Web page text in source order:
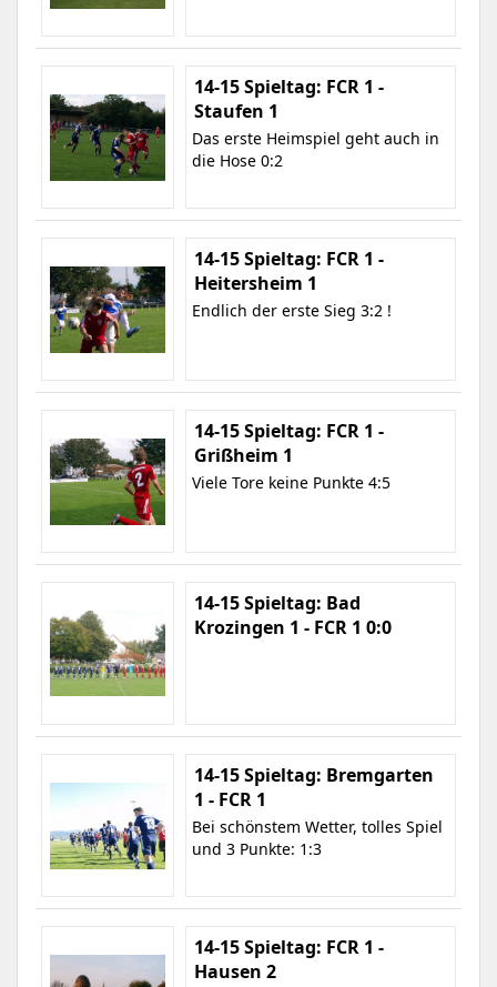
14-15 Spieltag: FCR 1 -
Staufen 1
Das erste Heimspiel geht auch in
die Hose 0:2
14-15 Spieltag: FCR 1 -
Heitersheim 1
Endlich der erste Sieg 3:2 !
14-15 Spieltag: FCR 1 -
Grißheim 1
Viele Tore keine Punkte 4:5
14-15 Spieltag: Bad
Krozingen 1 - FCR 1 0:0
14-15 Spieltag: Bremgarten
1 - FCR 1
Bei schönstem Wetter, tolles Spiel
und 3 Punkte: 1:3
14-15 Spieltag: FCR 1 -
Hausen 2